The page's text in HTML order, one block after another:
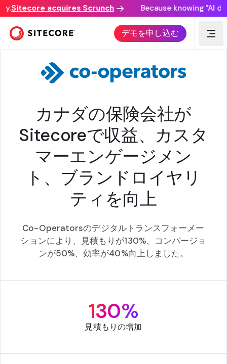
Sitecore acquires Scrunch Because knowing "AI
デモを申し込む
お客様事例
カナダの保険会社が
Sitecoreで収益、カスタ
マーエンゲージメン
ト、ブランドロイヤリ
ティを向上
Co-Operatorsのデジタルトランスフォーメー
ションにより、見積もりが130%、コンバージョ
ンが50%、効率が40%向上しました。
130%
見積もりの増加